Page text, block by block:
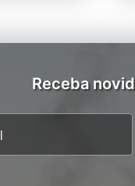
Receba